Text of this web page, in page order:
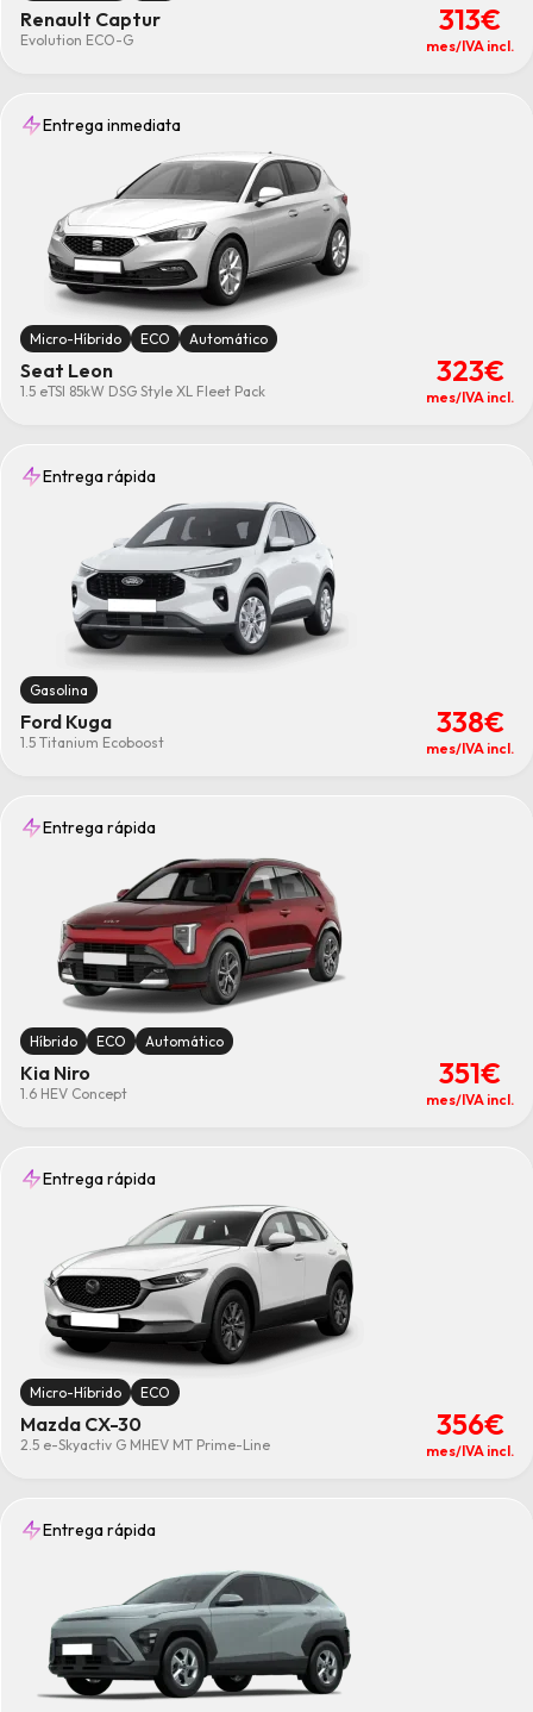
Renault Captur
Evolution ECO-G
313€
mes/IVA incl.
Entrega inmediata
Micro-Híbrido ECO Automático
Seat Leon
1.5 eTSI 85kW DSG Style XL Fleet Pack
323€
mes/IVA incl.
Entrega rápida
Gasolina
Ford Kuga
1.5 Titanium Ecoboost
338€
mes/IVA incl.
Entrega rápida
Híbrido ECO Automático
Kia Niro
1.6 HEV Concept
351€
mes/IVA incl.
Entrega rápida
Micro-Híbrido ECO
Mazda CX-30
2.5 e-Skyactiv G MHEV MT Prime-Line
356€
mes/IVA incl.
Entrega rápida